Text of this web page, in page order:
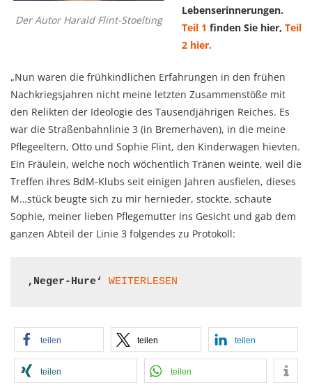
Der Autor Harald Flint-Stoelting
Lebenserinnerungen.
Teil 1 finden Sie hier, Teil
2 hier.
„Nun waren die frühkindlichen Erfahrungen in den frühen
Nachkriegsjahren nicht meine letzten Zusammenstöße mit
den Relikten der Ideologie des Tausendjährigen Reiches. Es
war die Straßenbahnlinie 3 (in Bremerhaven), in die meine
Pflegeeltern, Otto und Sophie Flint, den Kinderwagen hievten.
Ein Fräulein, welche noch wöchentlich Tränen weinte, weil die
Treffen ihres BdM-Klubs seit einigen Jahren ausfielen, dieses
M…stück beugte sich zu mir hernieder, stockte, schaute
Sophie, meiner lieben Pflegemutter ins Gesicht und gab dem
ganzen Abteil der Linie 3 folgendes zu Protokoll:
‚Neger-Hure‘ WEITERLESEN
teilen teilen teilen
teilen teilen